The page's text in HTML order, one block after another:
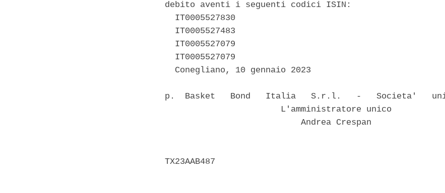
debito aventi i seguenti codici ISIN:
  IT0005527830
  IT0005527483
  IT0005527079
  IT0005527079
  Conegliano, 10 gennaio 2023
p.  Basket   Bond   Italia   S.r.l.   -   Societa'
                       L'amministratore unico
                           Andrea Crespan